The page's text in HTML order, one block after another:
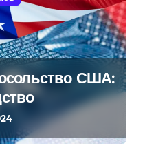
США: